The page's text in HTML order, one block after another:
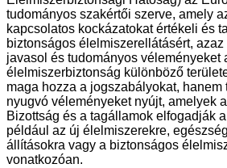
tudományos szakértői szerve, amely
kapcsolatos kockázatokat értékeli és
biztonságos élelmiszerellátásért,
javasol és tudományos véleményeket
élelmiszerbiztonság különböző
maga hozza a jogszabályokat,
nyugvó véleményeket nyújt, amelyek
Bizottság és a tagállamok elfogadják
például az új élelmiszerekre,
állításokra vagy a biztonságos
vonatkozóan.